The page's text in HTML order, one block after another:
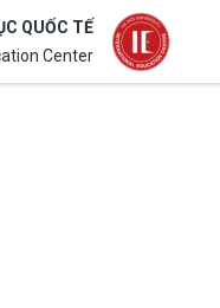
QUỐC TẾ
Center